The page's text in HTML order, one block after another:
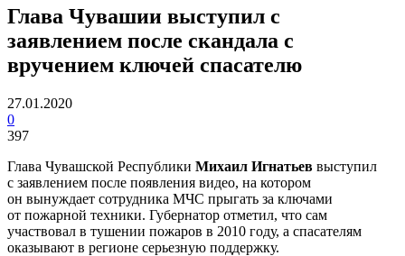
Глава Чувашии выступил с
заявлением после скандала с
вручением ключей спасателю​
27.01.2020
0
397
Глава Чувашской Республики Михаил Игнатьев выступил
с заявлением после появления видео, на котором
он вынуждает сотрудника МЧС прыгать за ключами
от пожарной техники. Губернатор отметил, что сам
участвовал в тушении пожаров в 2010 году, а спасателям
оказывают в регионе серьезную поддержку.